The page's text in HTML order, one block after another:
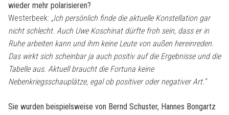
wieder mehr polarisieren?
Westerbeek: „Ich persönlich finde die aktuelle Konstellation gar
nicht schlecht. Auch Uwe Koschinat dürfte froh sein, dass er in
Ruhe arbeiten kann und ihm keine Leute von außen hereinreden.
Das wirkt sich scheinbar ja auch positiv auf die Ergebnisse und die
Tabelle aus. Aktuell braucht die Fortuna keine
Nebenkriegsschauplätze, egal ob positiver oder negativer Art.“
Sie wurden beispielsweise von Bernd Schuster, Hannes Bongartz